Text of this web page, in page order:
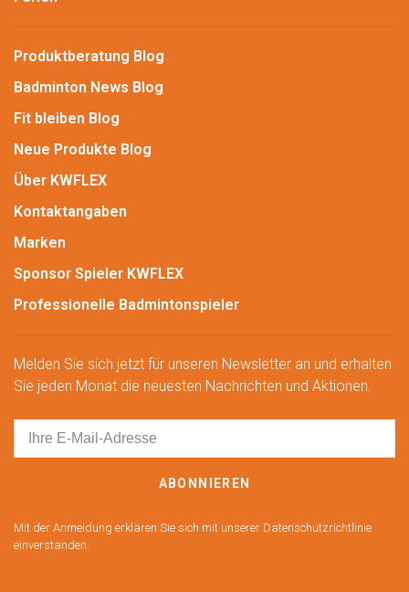
Produktberatung Blog
Badminton News Blog
Fit bleiben Blog
Neue Produkte Blog
Über KWFLEX
Kontaktangaben
Marken
Sponsor Spieler KWFLEX
Professionelle Badmintonspieler
Melden Sie sich jetzt für unseren Newsletter an und erhalten
Sie jeden Monat die neuesten Nachrichten und Aktionen.
ABONNIEREN
Mit der Anmeldung erklären Sie sich mit unserer Datenschutzrichtlinie
einverstanden.